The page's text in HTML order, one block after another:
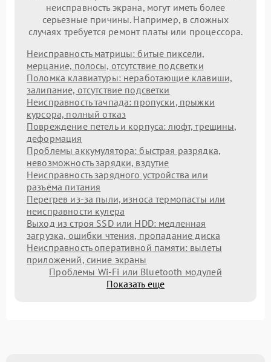
неисправность экрана, могут иметь более
серьезные причины. Например, в сложных
случаях требуется ремонт платы или процессора.
Неисправность матрицы: битые пиксели,
мерцание, полосы, отсутствие подсветки
Поломка клавиатуры: неработающие клавиши,
залипание, отсутствие подсветки
Неисправность тачпада: пропуски, прыжки
курсора, полный отказ
Повреждение петель и корпуса: люфт, трещины,
деформация
Проблемы аккумулятора: быстрая разрядка,
невозможность зарядки, вздутие
Неисправность зарядного устройства или
разъёма питания
Перегрев из‑за пыли, износа термопасты или
неисправности кулера
Выход из строя SSD или HDD: медленная
загрузка, ошибки чтения, пропадание диска
Неисправность оперативной памяти: вылеты
приложений, синие экраны
Проблемы Wi‑Fi или Bluetooth модулей
Показать еще